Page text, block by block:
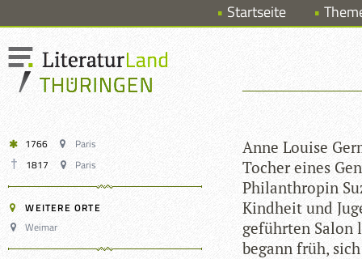
Startseite
1766
Paris
1817
Paris
WEITERE ORTE
Weimar
Anne Louise
Tocher eines
Phil­an­thro­pin
Kind­heit und
geführ­ten Salon
begann früh,